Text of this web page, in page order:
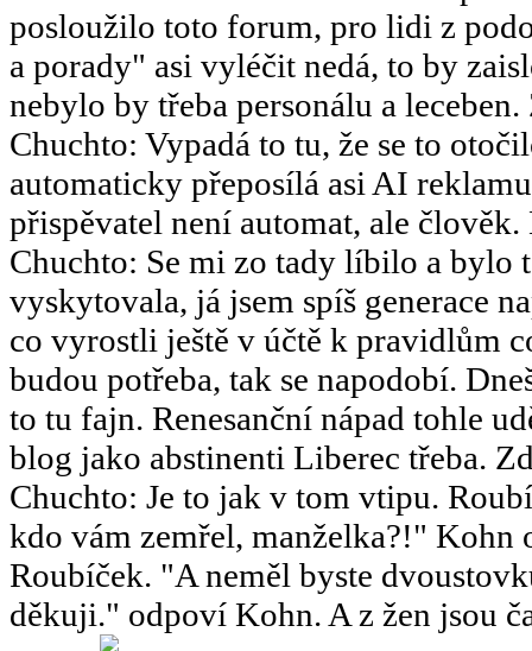
posloužilo toto forum, pro lidi z
a porady" asi vyléčit nedá, to by
nebylo by třeba personálu a
Chuchto: Vypadá to tu, že se to
automaticky přeposílá asi AI
přispěvatel není automat, ale
Chuchto: Se mi zo tady líbilo a bylo
vyskytovala, já jsem spíš generace
co vyrostli ještě v účtě k pravidlům
budou potřeba, tak se napodobí.
to tu fajn. Renesanční nápad tohle
blog jako abstinenti Liberec třeba.
Chuchto: Je to jak v tom vtipu.
kdo vám zemřel, manželka?!"
Roubíček. "A neměl byste
děkuji." odpoví Kohn. A z žen jsou